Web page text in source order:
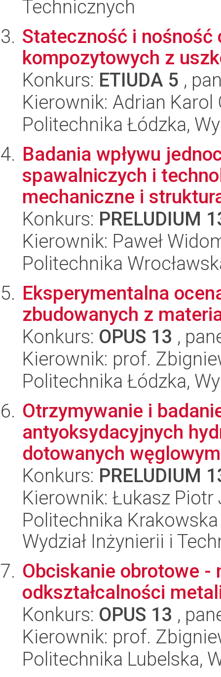
Technicznych
Stateczność i
kompozytowych z
Konkurs: ETIUDA 5 ,
Kierownik: Adrian Karol
Politechnika Łódzka,
Badania wpływu
spawalniczych i
mechaniczne i
Konkurs: PRELUDIUM
Kierownik: Paweł
Politechnika
Eksperymentalna
zbudowanych z
Konkurs: OPUS 13 ,
Kierownik: prof.
Politechnika Łódzka,
Otrzymywanie i
antyoksydacyjnych
dotowanych
Konkurs: PRELUDIUM
Kierownik: Łukasz Piotr
Politechnika
Wydział Inżynierii i
Obciskanie obrotowe -
odkształcalności
Konkurs: OPUS 13 ,
Kierownik: prof.
Politechnika Lubelska,